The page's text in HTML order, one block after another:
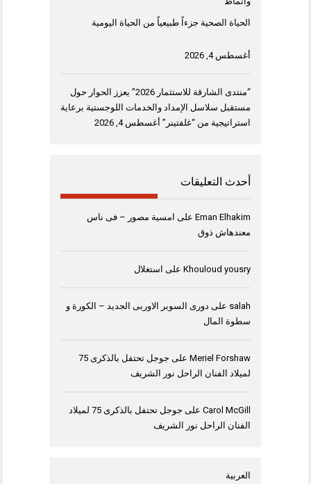
الحياة الصحية جزءاً طبيعياً من الحياة اليومية
أغسطس 4, 2026
“منتدى الشارقة للاستثمار 2026” يعزز الحوار حول
مستقبل سلاسل الإمداد والخدمات اللوجستية برعاية
استراتيجية من “غلفتينر” أغسطس 4, 2026
أحدث التعليقات
Eman Elhakim على امسية مصور – فى ناس
معندهاش ذوق
Khouloud yousry على استغلال
salah على دورى السوبر الاوربى الجديد – الكورة و
سطوة المال
Meriel Forshaw على
جوجل تحتفل بالذكرى 75
لميلاد الفنان الراحل نور الشريف
Carol McGill على
جوجل تحتفل بالذكرى 75 لميلاد
الفنان الراحل نور الشريف
العربية